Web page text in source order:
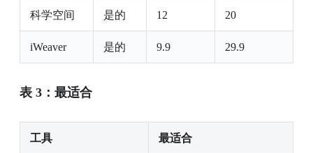
科学空间 是的 12 20
iWeaver 是的 9.9 29.9
表 3：最适合
工具 最适合